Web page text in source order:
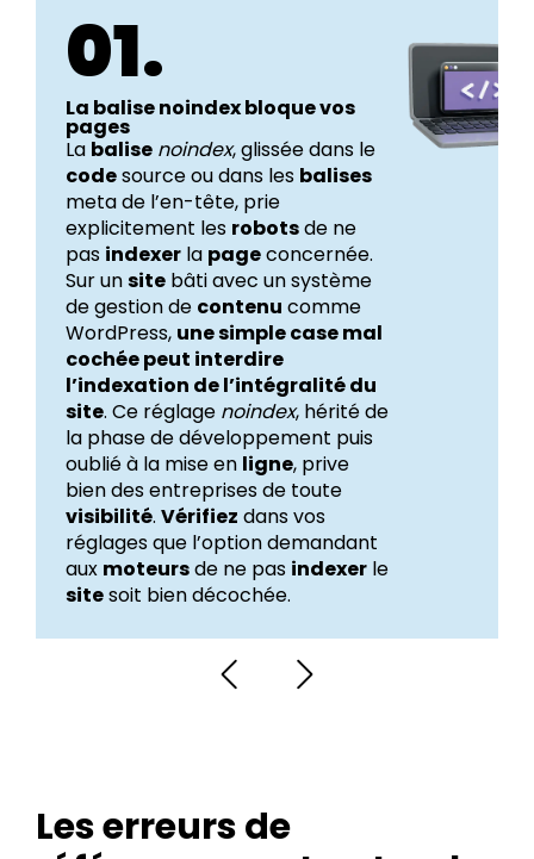
01.
La balise noindex bloque vos
pages
La balise noindex, glissée dans le
codesource ou dans les balises
meta de l’en-tête, prie
explicitement les robotsde ne
pas indexer la pageconcernée.
Sur unsite bâti avec un système
de gestion de contenu comme
WordPress, une simple case mal
cochée peut interdire
l’indexation de l’intégralité du
site. Ce réglage noindex, hérité de
la phase de développement puis
oublié à la mise en ligne, prive
bien des entreprises de toute
visibilité. Vérifiez dans vos
réglages que l’option demandant
aux moteursde ne pas indexer le
sitesoit bien décochée.
Les erreurs de